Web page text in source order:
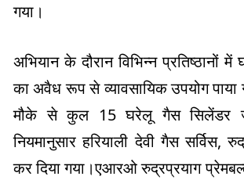
गया।
अभियान के दौरान विभिन्न प्रतिष्ठानों
का अवैध रूप से व्यावसायिक उपयोग पाया
मौके से कुल 15 घरेलू गैस सिलेंडर
नियमानुसार हरियाली देवी गैस सर्विस,
कर दिया गया।एआरओ रुद्रप्रयाग